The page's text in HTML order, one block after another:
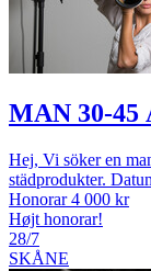
MAN 30-
Hej, Vi söker en
städprodukter.
Honorar 4 000 kr
Højt honorar!
28/7
SKÅNE